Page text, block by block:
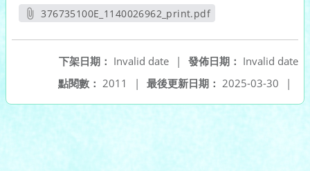
376735100E_1140026962_print.pdf
發佈日期： Invalid date
下架日期： Invalid date
|
最後更新日期： 2025-03-30 |
點閱數： 2011 |